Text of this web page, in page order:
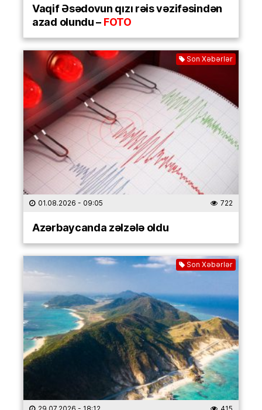
Vaqif Əsədovun qızı rəis vəzifəsindən
azad olundu –FOTO
Son Xəbərlər
01.08.2026 - 09:05 722
Azərbaycanda zəlzələ oldu
Son Xəbərlər